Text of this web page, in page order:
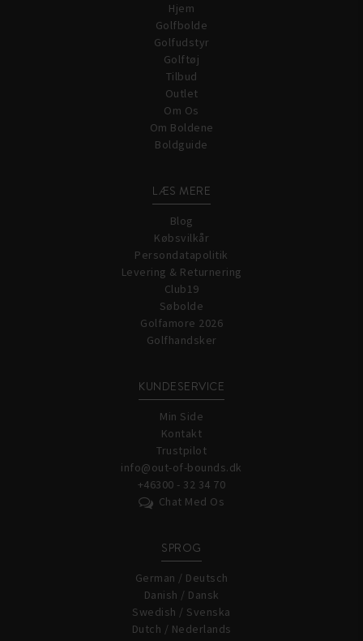
Hjem
Golfbolde
Golfudstyr
Golftøj
Tilbud
Outlet
Om Os
Om Boldene
Boldguide
LÆS MERE
Blog
Købsvilkår
Persondatapolitik
Levering & Returnering
Club19
Søbolde
Golfamore 2026
Golfhandsker
KUNDESERVICE
Min Side
Kontakt
Trustpilot
info@out-of-bounds.dk
+46300 - 32 34 70
Chat Med Os
SPROG
German / Deutsch
Danish / Dansk
Swedish / Svenska
Dutch / Nederlands